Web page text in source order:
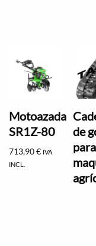
Motoazada
SR1Z-80
713,90€ IVA
INCL.
de
para